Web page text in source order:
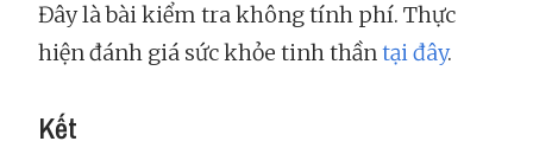
Đây là bài kiểm tra không tính phí. Thực
hiện đánh giá sức khỏe tinh thầntại đây.
Kết